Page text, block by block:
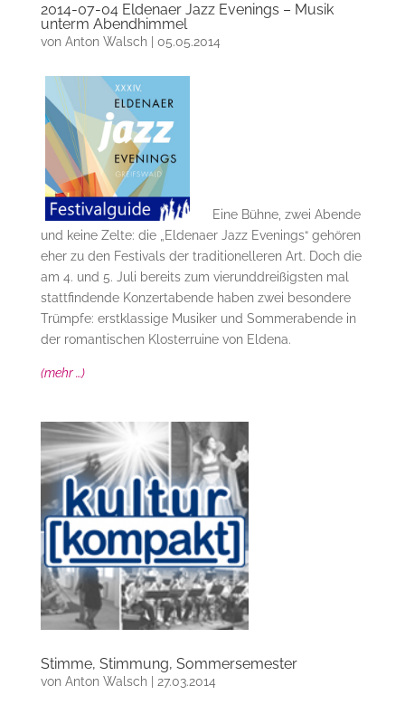
2014-07-04 Eldenaer Jazz Evenings – Musik
unterm Abendhimmel
von Anton Walsch| 05.05.2014
Eine Bühne, zwei Abende
und keine Zelte: die „Eldenaer Jazz Evenings“ gehören
eher zu den Festivals der traditionelleren Art. Doch die
am 4. und 5. Juli bereits zum vierunddreißigsten mal
stattfindende Konzertabende haben zwei besondere
Trümpfe: erstklassige Musiker und Sommerabende in
der romantischen Klosterruine von Eldena.
(mehr …)
Stimme, Stimmung, Sommersemester
von Anton Walsch| 27.03.2014